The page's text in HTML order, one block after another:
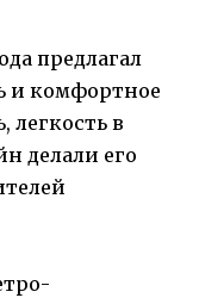
предлагал
и комфортное
в
делали его